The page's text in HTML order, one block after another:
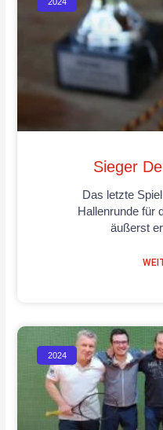
Sieger
Das letzte
Hallenrunde für
äußerst
2024